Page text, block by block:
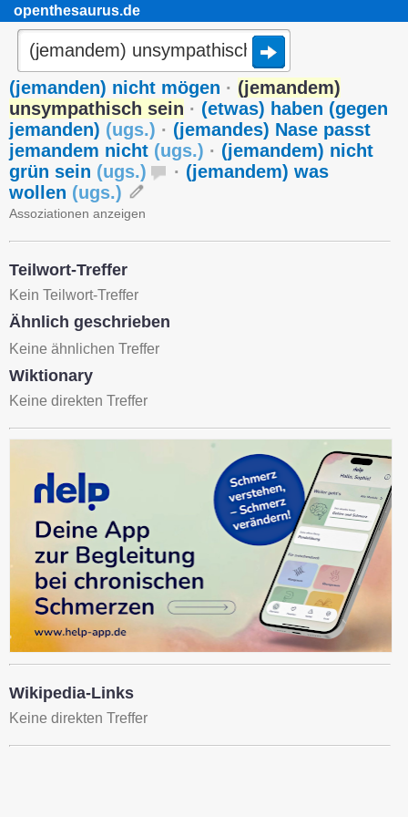
openthesaurus.de
(jemanden) nicht mögen · (jemandem)
unsympathisch sein · (etwas) haben (gegen
jemanden) (ugs.) · (jemandes) Nase passt
jemandem nicht (ugs.) · (jemandem) nicht
grün sein (ugs.) · (jemandem) was
wollen (ugs.)
Assoziationen anzeigen
Teilwort-Treffer
Kein Teilwort-Treffer
Ähnlich geschrieben
Keine ähnlichen Treffer
Wiktionary
Keine direkten Treffer
Wikipedia-Links
Keine direkten Treffer